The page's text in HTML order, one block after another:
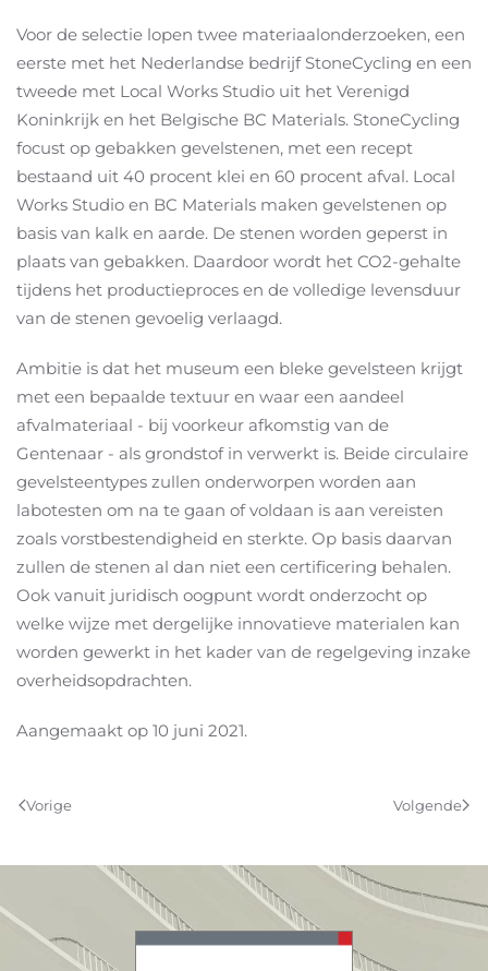
Voor de selectie lopen twee materiaalonderzoeken, een
eerste met het Nederlandse bedrijf StoneCycling en een
tweede met Local Works Studio uit het Verenigd
Koninkrijk en het Belgische BC Materials. StoneCycling
focust op gebakken gevelstenen, met een recept
bestaand uit 40 procent klei en 60 procent afval. Local
Works Studio en BC Materials maken gevelstenen op
basis van kalk en aarde. De stenen worden geperst in
plaats van gebakken. Daardoor wordt het CO2-gehalte
tijdens het productieproces en de volledige levensduur
van de stenen gevoelig verlaagd.
Ambitie is dat het museum een bleke gevelsteen krijgt
met een bepaalde textuur en waar een aandeel
afvalmateriaal - bij voorkeur afkomstig van de
Gentenaar - als grondstof in verwerkt is. Beide circulaire
gevelsteentypes zullen onderworpen worden aan
labotesten om na te gaan of voldaan is aan vereisten
zoals vorstbestendigheid en sterkte. Op basis daarvan
zullen de stenen al dan niet een certificering behalen.
Ook vanuit juridisch oogpunt wordt onderzocht op
welke wijze met dergelijke innovatieve materialen kan
worden gewerkt in het kader van de regelgeving inzake
overheidsopdrachten.
Aangemaakt op 10 juni 2021.
Vorige Volgende